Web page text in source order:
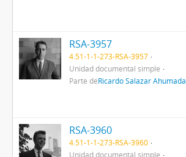
RSA-3957
4.51-1-1-273-RSA-3957
Unidad documental simple
Parte deRicardo Salazar Ahumada
RSA-3960
4.51-1-1-273-RSA-3960
Unidad documental simple